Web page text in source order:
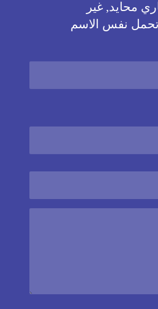
محايد, غير
نفس الاسم
على هذا الموقع عبر الذهاب الى